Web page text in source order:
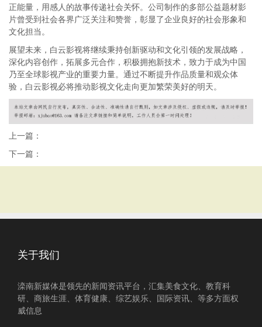
正能量，用感人的故事传递社会关怀。公司制作的多部公益题材影
片曾受到社会各界广泛关注和赞誉，彰显了企业良好的社会形象和
文化担当。
展望未来，白云影视将继续秉持创新驱动和文化引领的发展战略，
深化内容创作，拓展多元合作，积极拥抱新技术，致力于成为中国
乃至全球影视产业的重要力量。通过不断提升作品质量和观众体
验，白云影视必将推动影视文化走向更加繁荣美好的明天。
上一篇：
下一篇：
关于我们
滦南新媒体是领先的新闻资讯平台，汇集美食文化、教育科
研、商旅生涯、体育健康、综艺娱乐、国际资讯、等多方面权
威信息